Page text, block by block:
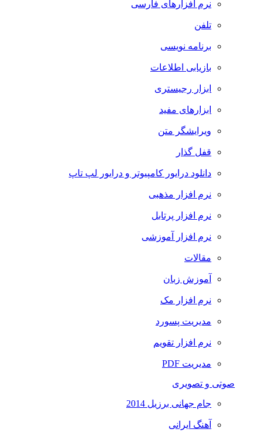
نرم افزارهای فارسی
تلفن
برنامه نویسی
بازیابی اطلاعات
ابزار رجیستری
ابزارهای مفید
ویرایشگر متن
قفل گذار
دانلود درایور کامپیوتر و درایور لپ تاپ
نرم افزار مذهبی
نرم افزار پرتابل
نرم افزار آموزشی
مقالات
آموزش زبان
نرم افزار مک
مدیریت پسورد
نرم افزار تقویم
مدیریت PDF
صوتی و تصویری
جام جهانی برزیل 2014
آهنگ ایرانی